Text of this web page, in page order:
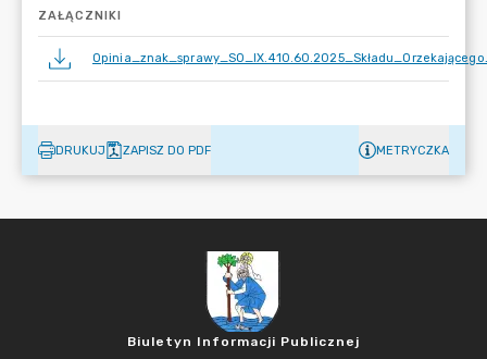
ZAŁĄCZNIKI
DRUKUJ ZAPISZ DO PDF METRYCZKA
Biuletyn Informacji Publicznej